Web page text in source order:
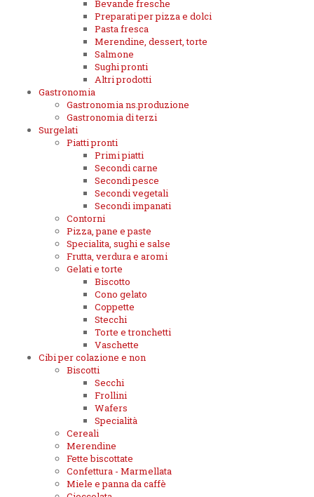
Bevande fresche
Preparati per pizza e dolci
Pasta fresca
Merendine, dessert, torte
Salmone
Sughi pronti
Altri prodotti
Gastronomia
Gastronomia ns.produzione
Gastronomia di terzi
Surgelati
Piatti pronti
Primi piatti
Secondi carne
Secondi pesce
Secondi vegetali
Secondi impanati
Contorni
Pizza, pane e paste
Specialita, sughi e salse
Frutta, verdura e aromi
Gelati e torte
Biscotto
Cono gelato
Coppette
Stecchi
Torte e tronchetti
Vaschette
Cibi per colazione e non
Biscotti
Secchi
Frollini
Wafers
Specialità
Cereali
Merendine
Fette biscottate
Confettura - Marmellata
Miele e panna da caffè